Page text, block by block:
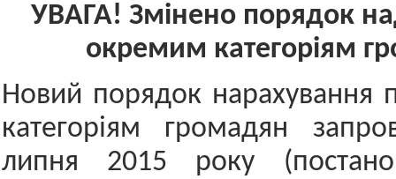
УВАГА! Змінено порядок
окремим категоріям
Новий порядок нарахування
категоріям громадян
липня 2015 року